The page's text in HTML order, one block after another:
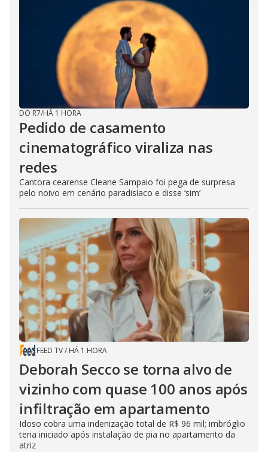
DO R7/HÁ 1 HORA
Pedido de casamento
cinematográfico viraliza nas
redes
Cantora cearense Cleane Sampaio foi pega de surpresa
pelo noivo em cenário paradisíaco e disse ‘sim’
FEED TV/ HÁ 1 HORA
Deborah Secco se torna alvo de
vizinho com quase 100 anos após
infiltração em apartamento
Idoso cobra uma indenização total de R$ 96 mil; imbróglio
teria iniciado após instalação de pia no apartamento da
atriz